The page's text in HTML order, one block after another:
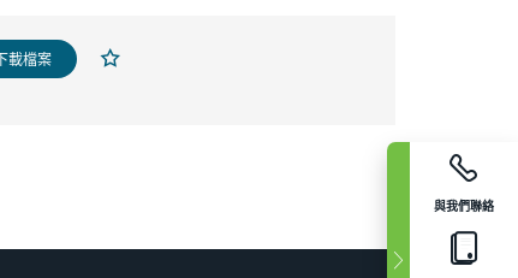
與我們聯絡
載檔案